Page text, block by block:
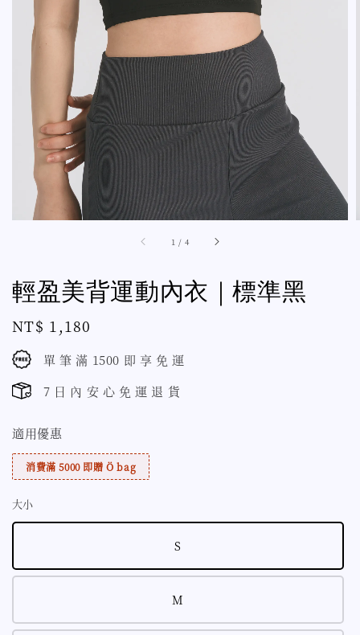
1 / 4
輕盈美背運動內衣｜標準黑
Regular
price
NT$ 1,180
單 筆 滿 1500 即 享 免 運
7 日 內 安 心 免 運 退 貨
適用優惠
消費滿 5000 即贈 Ö bag
大小
S
M